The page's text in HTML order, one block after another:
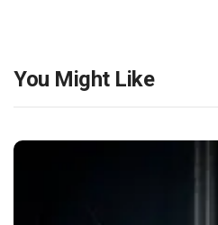
You Might Like